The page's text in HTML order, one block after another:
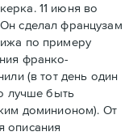
11 июня во
сделал французам
по примеру
франко-
(в тот день один
лучше быть
доминионом). От
описания